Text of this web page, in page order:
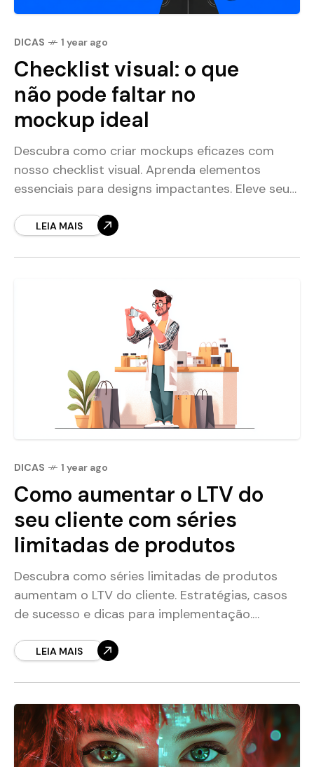
DICAS 1 year ago
Checklist visual: o que
não pode faltar no
mockup ideal
Descubra como criar mockups eficazes com
nosso checklist visual. Aprenda elementos
essenciais para designs impactantes. Eleve seus
LEIA MAIS
DICAS 1 year ago
Como aumentar o LTV do
seu cliente com séries
limitadas de produtos
Descubra como séries limitadas de produtos
aumentam o LTV do cliente. Estratégias, casos
de sucesso e dicas para implementação.
LEIA MAIS